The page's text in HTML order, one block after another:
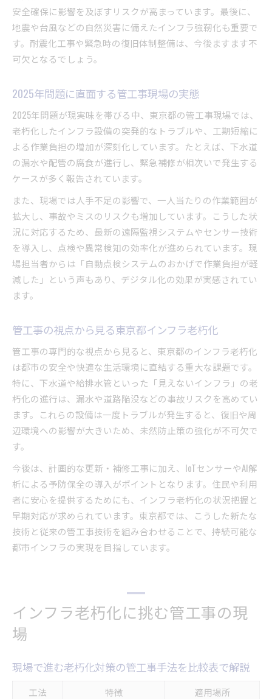
安全確保に影響を及ぼすリスクが高まっています。最後に、
地震や台風などの自然災害に備えたインフラ強靭化も重要で
す。耐震化工事や緊急時の復旧体制整備は、今後ますます不
可欠となるでしょう。
2025年問題に直面する管工事現場の実態
2025年問題が現実味を帯びる中、東京都の管工事現場では、
老朽化したインフラ設備の突発的なトラブルや、工期短縮に
よる作業負担の増加が深刻化しています。たとえば、下水道
の漏水や配管の腐食が進行し、緊急補修が相次いで発生する
ケースが多く報告されています。
また、現場では人手不足の影響で、一人当たりの作業範囲が
拡大し、事故やミスのリスクも増加しています。こうした状
況に対応するため、最新の遠隔監視システムやセンサー技術
を導入し、点検や異常検知の効率化が進められています。現
場担当者からは「自動点検システムのおかげで作業負担が軽
減した」という声もあり、デジタル化の効果が実感されてい
ます。
管工事の視点から見る東京都インフラ老朽化
管工事の専門的な視点から見ると、東京都のインフラ老朽化
は都市の安全や快適な生活環境に直結する重大な課題です。
特に、下水道や給排水管といった「見えないインフラ」の老
朽化の進行は、漏水や道路陥没などの事故リスクを高めてい
ます。これらの設備は一度トラブルが発生すると、復旧や周
辺環境への影響が大きいため、未然防止策の強化が不可欠で
す。
今後は、計画的な更新・補修工事に加え、IoTセンサーやAI解
析による予防保全の導入がポイントとなります。住民や利用
者に安心を提供するためにも、インフラ老朽化の状況把握と
早期対応が求められています。東京都では、こうした新たな
技術と従来の管工事技術を組み合わせることで、持続可能な
都市インフラの実現を目指しています。
インフラ老朽化に挑む管工事の現
場
現場で進む老朽化対策の管工事手法を比較表で解説
工法 特徴 適用場所